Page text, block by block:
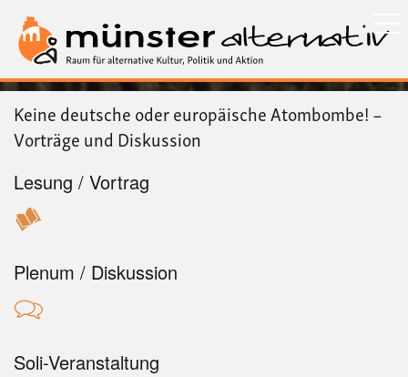
zum
Inhalt
Keine deutsche oder europäische Atombombe! –
Vorträge und Diskussion
Lesung / Vortrag
Plenum / Diskussion
Soli-Veranstaltung